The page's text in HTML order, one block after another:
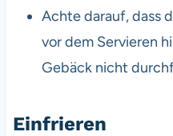
Achte darauf, dass
vor dem Servieren
Gebäck nicht
Einfrieren